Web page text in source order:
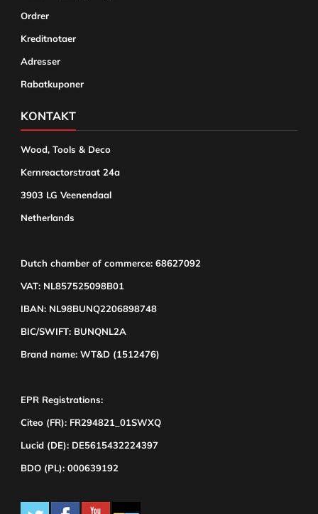
Ordrer
Kreditnotaer
Adresser
Rabatkuponer
KONTAKT
Wood, Tools & Deco
Kernreactorstraat 24a
3903 LG Veenendaal
Netherlands
Dutch chamber of commerce: 68627092
VAT: NL857525098B01
IBAN: NL98BUNQ2206898748
BIC/SWIFT: BUNQNL2A
Brand name: WT&D (1512476)
EPR Registrations:
Citeo (FR): FR294821_01SWXQ
Lucid (DE): DE5615432224397
BDO (PL): 000639192